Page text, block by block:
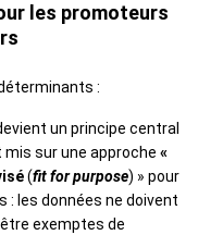
les promoteurs
:
un principe central
mis sur une approche «
(fit for purpose) » pour
: les données ne doivent
exemptes de